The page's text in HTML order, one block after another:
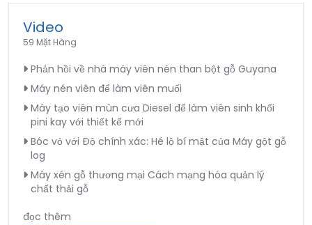
Video
59 Mặt Hàng
Phản hồi về nhà máy viên nén than bột gỗ Guyana
Máy nén viên để làm viên muối
Máy tạo viên mùn cưa Diesel để làm viên sinh khối
pini kay với thiết kế mới
Bóc vỏ với Độ chính xác: Hé lộ bí mật của Máy gột gỗ
log
Máy xén gỗ thương mại Cách mạng hóa quản lý
chất thải gỗ
đọc thêm